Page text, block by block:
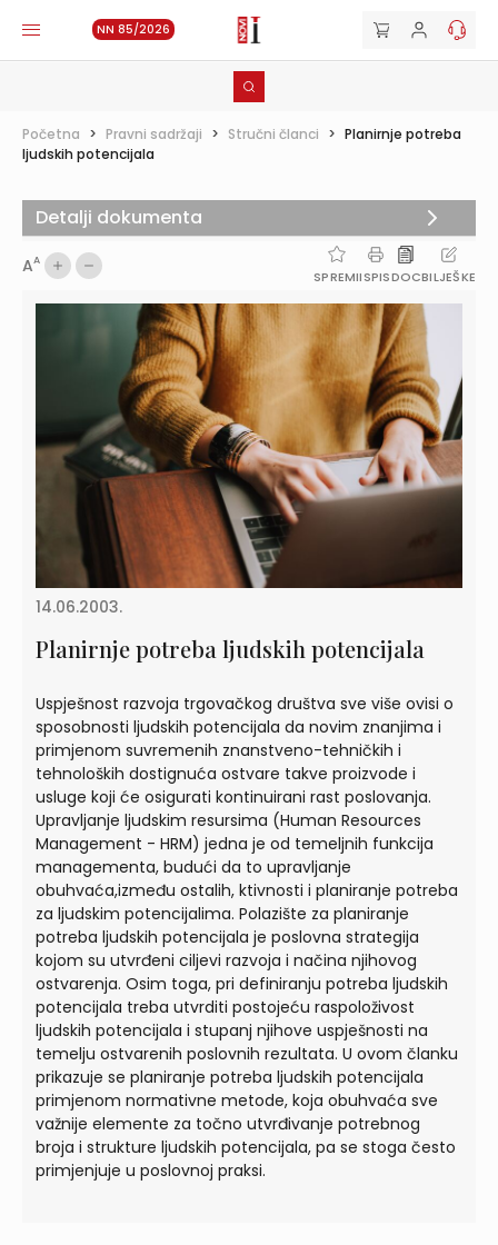
NN 85/2026
Početna > Pravni sadržaji > Stručni članci > Planirnje potreba
ljudskih potencijala
AA
SPREMIISPISDOCBILJEŠKE
14.06.2003.
Planirnje potreba ljudskih potencijala
Uspješnost razvoja trgovačkog društva sve više ovisi o
sposobnosti ljudskih potencijala da novim znanjima i
primjenom suvremenih znanstveno-tehničkih i
tehnoloških dostignuća ostvare takve proizvode i
usluge koji će osigurati kontinuirani rast poslovanja.
Upravljanje ljudskim resursima (Human Resources
Management - HRM) jedna je od temeljnih funkcija
managementa, budući da to upravljanje
obuhvaća,između ostalih, ktivnosti i planiranje potreba
za ljudskim potencijalima. Polazište za planiranje
potreba ljudskih potencijala je poslovna strategija
kojom su utvrđeni ciljevi razvoja i načina njihovog
ostvarenja. Osim toga, pri definiranju potreba ljudskih
potencijala treba utvrditi postojeću raspoloživost
ljudskih potencijala i stupanj njihove uspješnosti na
temelju ostvarenih poslovnih rezultata. U ovom članku
prikazuje se planiranje potreba ljudskih potencijala
primjenom normativne metode, koja obuhvaća sve
važnije elemente za točno utvrđivanje potrebnog
broja i strukture ljudskih potencijala, pa se stoga često
primjenjuje u poslovnoj praksi.
Detalji dokumenta